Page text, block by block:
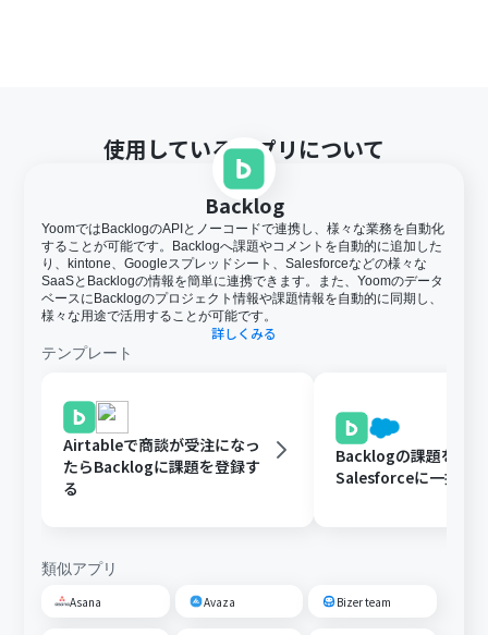
使用しているアプリについて
Backlog
YoomではBacklogのAPIとノーコードで連携し、様々な業務を自動化
することが可能です。Backlogへ課題やコメントを自動的に追加した
り、kintone、Googleスプレッドシート、Salesforceなどの様々な
SaaSとBacklogの情報を簡単に連携できます。また、Yoomのデータ
ベースにBacklogのプロジェクト情報や課題情報を自動的に同期し、
様々な用途で活用することが可能です。
詳しくみる
テンプレート
Airtableで商談が受注になっ
たらBacklogに課題を登録す
る
Backlogの課題を定
Salesforceに一括登
類似アプリ
Asana Avaza Bizer team